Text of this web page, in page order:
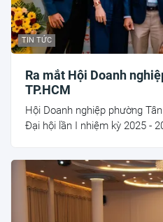
TIN TỨC
Ra mắt Hội Doanh
TP.HCM
Hội Doanh nghiệp phường
Đại hội lần I nhiệm kỳ 2025 -